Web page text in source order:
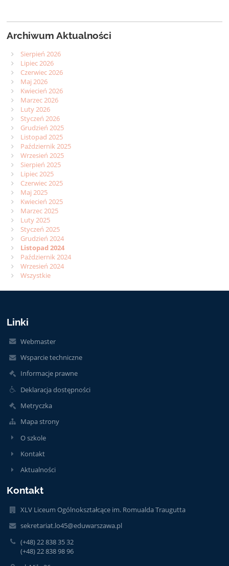
Archiwum Aktualności
Sierpień 2026
Lipiec 2026
Czerwiec 2026
Maj 2026
Kwiecień 2026
Marzec 2026
Luty 2026
Styczeń 2026
Grudzień 2025
Listopad 2025
Październik 2025
Wrzesień 2025
Sierpień 2025
Lipiec 2025
Czerwiec 2025
Maj 2025
Kwiecień 2025
Marzec 2025
Luty 2025
Styczeń 2025
Grudzień 2024
Listopad 2024
Październik 2024
Wrzesień 2024
Wszystkie
Linki
Webmaster
Wsparcie techniczne
Informacje prawne
Deklaracja dostępności
Metryczka
Mapa strony
O szkole
Kontakt
Aktualności
Kontakt
XLV Liceum Ogólnokształcące im. Romualda Traugutta
sekretariat.lo45@eduwarszawa.pl
(+48) 22 838 35 32
(+48) 22 838 98 96